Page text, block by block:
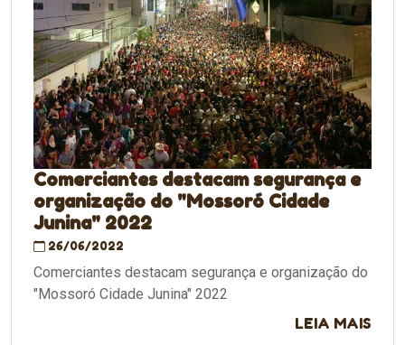
Comerciantes destacam segurança e
organização do "Mossoró Cidade
Junina" 2022
26/06/2022
Comerciantes destacam segurança e organização do
"Mossoró Cidade Junina" 2022
LEIA MAIS